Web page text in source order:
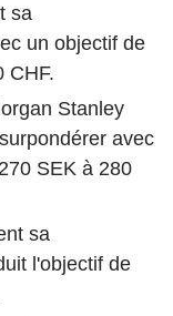
sa
un objectif de
CHF.
Stanley
avec
SEK à 280
sa
l'objectif de